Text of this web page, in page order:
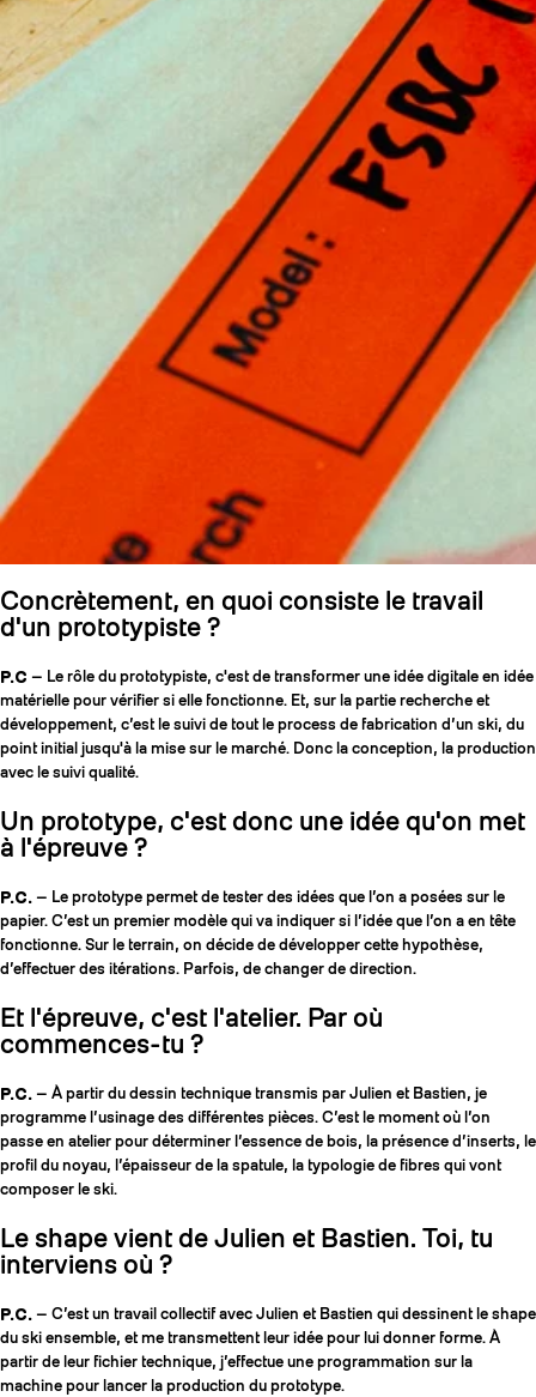
Concrètement, en quoi consiste le travail
d'un prototypiste ?
P.C — Le rôle du prototypiste, c'est de transformer une idée digitale en idée
matérielle pour vérifier si elle fonctionne. Et, sur la partie recherche et
développement, c’est le suivi de tout le process de fabrication d’un ski, du
point initial jusqu'à la mise sur le marché. Donc la conception, la production
avec le suivi qualité.
Un prototype, c'est donc une idée qu'on met
à l'épreuve ?
P.C. — Le prototype permet de tester des idées que l’on a posées sur le
papier. C’est un premier modèle qui va indiquer si l’idée que l’on a en tête
fonctionne. Sur le terrain, on décide de développer cette hypothèse,
d’effectuer des itérations. Parfois, de changer de direction.
Et l'épreuve, c'est l'atelier. Par où
commences-tu ?
P.C. — À partir du dessin technique transmis par Julien et Bastien, je
programme l’usinage des différentes pièces. C’est le moment où l’on
passe en atelier pour déterminer l’essence de bois, la présence d’inserts, le
profil du noyau, l’épaisseur de la spatule, la typologie de fibres qui vont
composer le ski.
Le shape vient de Julien et Bastien. Toi, tu
interviens où ?
P.C. — C’est un travail collectif avec Julien et Bastien qui dessinent le shape
du ski ensemble, et me transmettent leur idée pour lui donner forme. À
partir de leur fichier technique, j’effectue une programmation sur la
machine pour lancer la production du prototype.